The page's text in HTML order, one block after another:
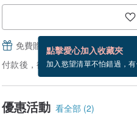
點擊愛心加入收藏夾
加入慾望清單不怕錯過，
免費贈送電子賀卡，結帳完成
付款後，從備貨到寄出商品為 1 個
優惠活動 看全部 (2)